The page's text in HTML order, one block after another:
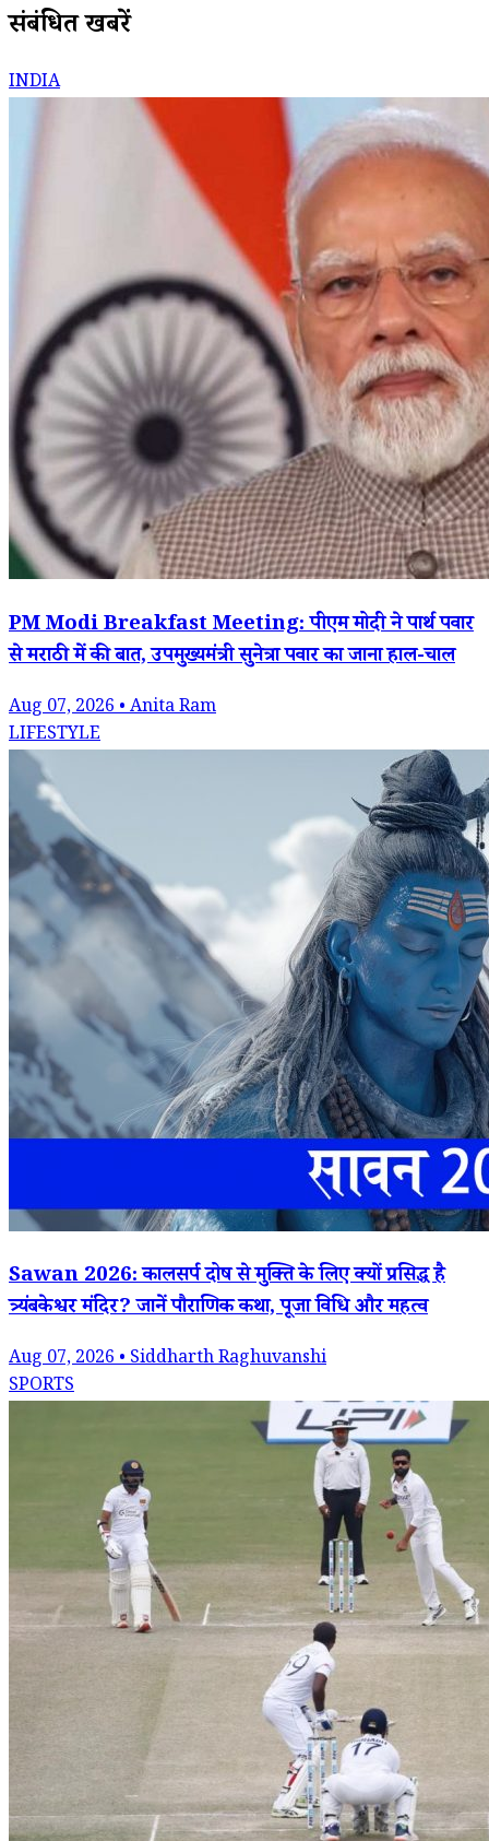
संबंधित खबरें
INDIA
PM Modi Breakfast Meeting: पीएम मोदी ने पार्थ पवार
से मराठी में की बात, उपमुख्यमंत्री सुनेत्रा पवार का जाना हाल-चाल
Aug 07, 2026 • Anita Ram
LIFESTYLE
Sawan 2026: कालसर्प दोष से मुक्ति के लिए क्यों प्रसिद्ध है
त्र्यंबकेश्वर मंदिर? जानें पौराणिक कथा, पूजा विधि और महत्व
Aug 07, 2026 • Siddharth Raghuvanshi
SPORTS